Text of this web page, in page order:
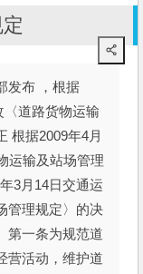
布 ，根据
〈道路货物运输
根据2009年4月
运输及站场管理
3月14日交通运
管理规定〉的决
一条为规范道
营活动，维护道